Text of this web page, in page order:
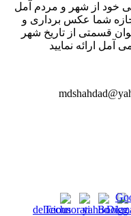
خود از شهر و مردم آمل
شما عکس برداری و
قسمتی از تاریخ شهر
ارائه نمایید